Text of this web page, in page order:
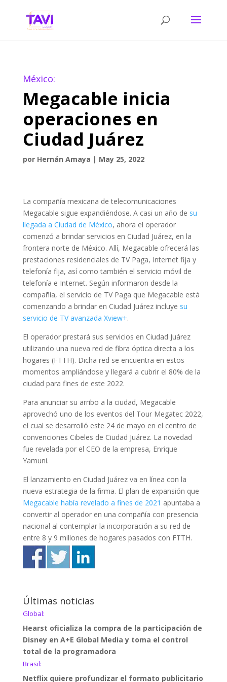
México:
Megacable inicia
operaciones en
Ciudad Juárez
por Hernán Amaya | May 25, 2022
La compañía mexicana de telecomunicaciones
Megacable sigue expandiéndose. A casi un año de su
llegada a Ciudad de México, ahora el operador
comenzó a brindar servicios en Ciudad Juárez, en la
frontera norte de México. Allí, Megacable ofrecerá las
prestaciones residenciales de TV Paga, Internet fija y
telefonía fija, así como también el servicio móvil de
telefonía e Internet. Según informaron desde la
compañía, el servicio de TV Paga que Megacable está
comenzando a brindar en Ciudad Juárez incluye su
servicio de TV avanzada Xview+.
El operador prestará sus servicios en Ciudad Juárez
utilizando una nueva red de fibra óptica directa a los
hogares (FTTH). Dicha red se encuentra en estos
momentos ampliándose y llegará a cubrir el 80% de la
ciudad para fines de este 2022.
Para anunciar su arribo a la ciudad, Megacable
aprovechó uno de los eventos del Tour Megatec 2022,
el cual se desarrolló este 24 de mayo en el centro de
convenciones Cibeles de Ciudad Juárez. La novedad
fue revelada por el CEO de la empresa, Enrique
Yamuni.
El lanzamiento en Ciudad Juárez va en línea con la
nueva estrategia de la firma. El plan de expansión que
Megacable había revelado a fines de 2021 apuntaba a
convertir al operador en una compañía con presencia
nacional al contemplar la incorporación a su red de
entre 8 y 9 millones de hogares pasados con FTTH.
Últimas noticias
Global:
Hearst oficializa la compra de la participación de
Disney en A+E Global Media y toma el control
total de la programadora
Brasil:
Netflix quiere profundizar el formato publicitario